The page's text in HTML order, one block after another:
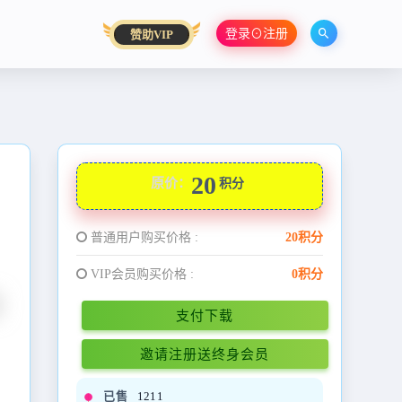
赞助VIP 登录⊙注册
原价： 20 积分
普通用户购买价格 : 20积分
VIP会员购买价格 : 0积分
支付下载
邀请注册送终身会员
已售 1211